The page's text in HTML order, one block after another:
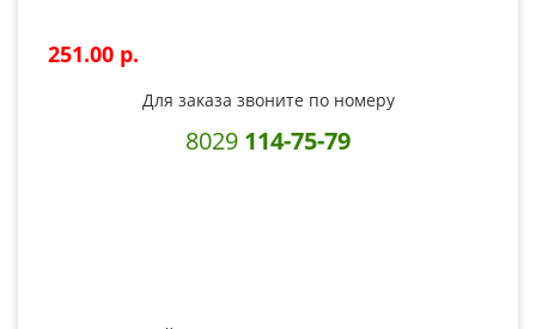
251.00 p.
Для заказа звоните по номеру
8029 114-75-79